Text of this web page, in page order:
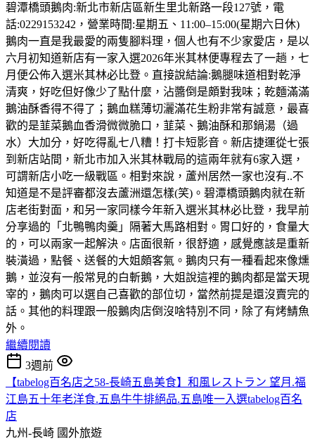
碧潭橋頭鵝肉:新北市新店區新生里北新路一段127號，電
話:0229153242，營業時間:星期五、11:00–15:00(星期六日休)
鵝肉一直是我最愛的兩隻腳料理，個人也有不少家愛店，是以
六月初知道新店有一家入選2026年米其林便專程去了一趟，七
月便公佈入選米其林必比登。直接說結論:鵝腿味道相對乾淨
清爽，好吃但好像少了點什麼，沾醬倒是頗對我味；乾麵滿滿
鵝油酥香得不得了；鵝血糕薄切灑滿花生粉非常有誠意，最喜
歡的是韮菜鵝血香滑微微脆口，韮菜、鵝油酥和那鍋湯（過
水）大加分，好吃得亂七八糟！打卡短影音。新店捷運從七張
到新店站間，新北市加入米其林戰局的這兩年就有6家入選，
可謂新店小吃一級戰區。相對來說，蘆州居然一家也沒有..不
知道是不是評審都沒去蘆洲還怎樣(笑)。碧潭橋頭鵝肉就在新
店老街對面，和另一家同樣今年新入選米其林必比登，我早前
分享過的「北鴨鴨肉羹」隔著大馬路相對。胃口好的，食量大
的，可以兩家一起解決。店面很新，很舒適，感覺應該是重新
裝潢過，點餐、送餐的大姐頗客氣。鵝肉只有一種看起來像燻
鵝，並沒有一般常見的白斬鵝，大姐說這裡的鵝肉都是當天現
宰的，鵝肉可以選自己喜歡的部位切，當然前提是還沒賣完的
話。其他的料理跟一般鵝肉店倒沒啥特別不同，除了有烤鯖魚
外。
繼續閱讀
3週前
【tabelog百名店之58-長崎五島美食】和風レストラン 望月.福
江島五十年老洋食.五島牛牛排絕品.五島唯一入選tabelog百名
店
九州-長崎 國外旅遊